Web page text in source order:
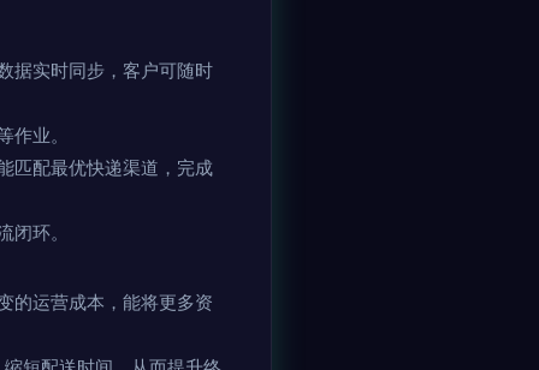
据实时同步，客户可随时
业。
匹配最优快递渠道，完成
环。
的运营成本，能将更多资